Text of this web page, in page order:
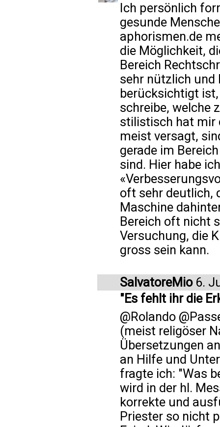
Ich persönlich
gesunde
aphorismen.de
die Möglichkeit,
Bereich
sehr nützlich und
berücksichtigt
schreibe, welche
stilistisch hat mir
meist versagt,
gerade im
sind. Hier habe
oft sehr deutlich,
Maschine
Bereich oft nicht
Versuchung, die
gross sein kann.
SalvatoreMio6.
"Es fehlt ihr die
@Rolando
(meist religöser
Übersetzungen
an Hilfe und
fragte ich: "Was
wird in der hl.
korrekte und
Priester so nicht